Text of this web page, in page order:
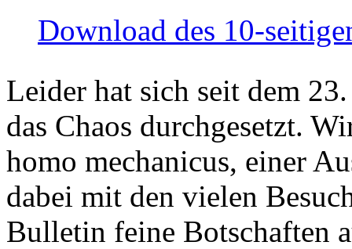
Download des 10-
Leider hat sich seit dem
das Chaos durchgesetzt.
homo mechanicus, einer
dabei mit den vielen
Bulletin feine Botschaften